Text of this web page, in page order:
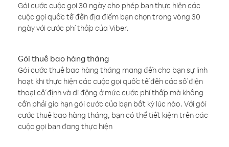
Gói cước cuộc gọi 30 ngày cho phép bạn thực hiện các
cuộc gọi quốc tế đến địa điểm bạn chọn trong vòng 30
ngày với cước phí thấp của Viber.
Gói thuê bao hàng tháng
Gói cước thuê bao hàng tháng mang đến cho bạn sự linh
hoạt khi thực hiện các cuộc gọi quốc tế đến các số điện
thoại cố định và di động ở mức cước phí thấp mà không
cần phải gia hạn gói cước của bạn bất kỳ lúc nào. Với gói
cước thuê bao hàng tháng, bạn có thể tiết kiệm trên các
cuộc gọi bạn đang thực hiện